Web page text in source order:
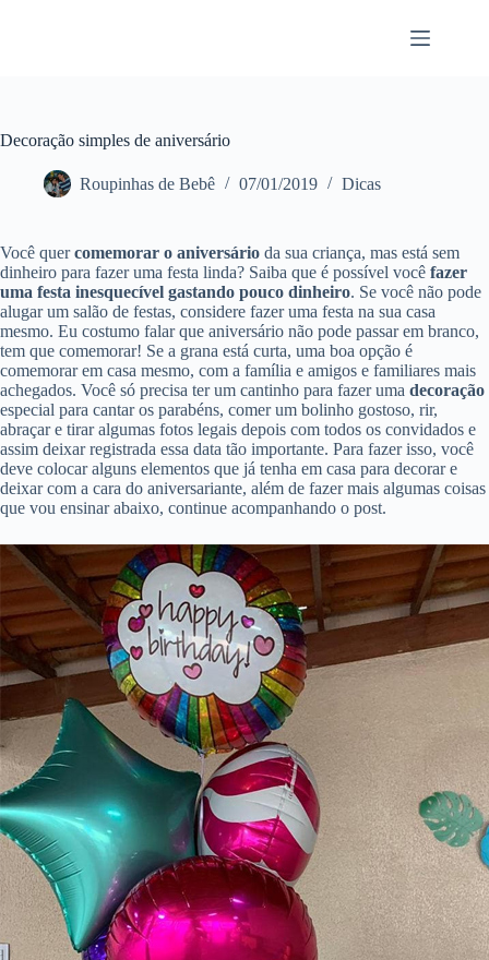
Decoração simples de aniversário
Roupinhas de Bebê 07/01/2019 Dicas
Você quercomemorar o aniversário da sua criança, mas está sem
dinheiro para fazer uma festa linda? Saiba que é possível você fazer
uma festa inesquecível gastando pouco dinheiro. Se você não pode
alugar um salão de festas, considere fazer uma festa na sua casa
mesmo. Eu costumo falar que aniversário não pode passar em branco,
tem que comemorar! Se a grana está curta, uma boa opção é
comemorar em casa mesmo, com a família e amigos e familiares mais
achegados. Você só precisa ter um cantinho para fazer uma decoração
especial para cantar os parabéns, comer um bolinho gostoso, rir,
abraçar e tirar algumas fotos legais depois com todos os convidados e
assim deixar registrada essa data tão importante. Para fazer isso, você
deve colocar alguns elementos que já tenha em casa para decorar e
deixar com a cara do aniversariante, além de fazer mais algumas coisas
que vou ensinar abaixo, continue acompanhando o post.